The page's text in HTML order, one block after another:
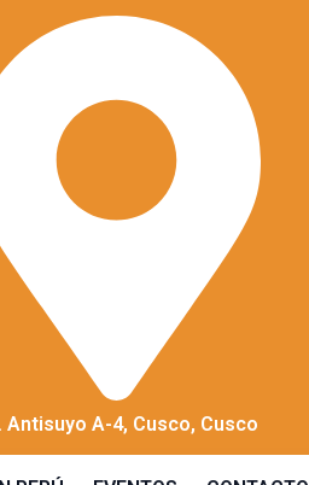
Antisuyo A-4, Cusco, Cusco